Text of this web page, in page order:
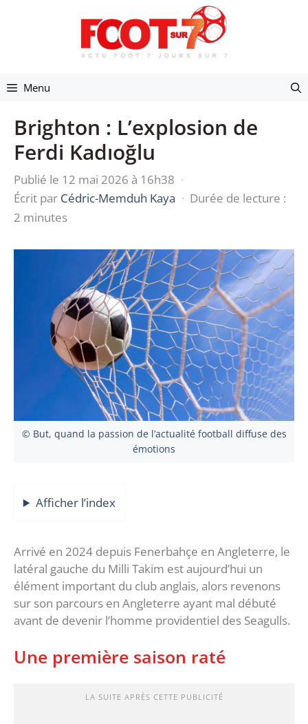
Menu
Brighton : L’explosion de
Ferdi Kadıoğlu
Publié le 12 mai 2026 à 16h38 ·
Écrit par Cédric-Memduh Kaya · Durée de lecture :
2 minutes
© But, quand la passion de l’actualité football diffuse des
émotions
Afficher l’index
Arrivé en 2024 depuis Fenerbahçe en Angleterre, le
latéral gauche du Milli Takim est aujourd’hui un
élément important du club anglais, alors revenons
sur son parcours en Angleterre ayant mal débuté
avant de devenir l’homme providentiel des Seagulls.
Une première saison raté
LA SUITE APRÈS CETTE PUBLICITÉ